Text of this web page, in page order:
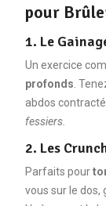
pour
1. Le
Un exercice
profonds .
abdos
fessiers.
2. Les
Parfaits pour
vous sur le dos,